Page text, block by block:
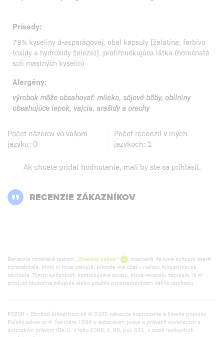
Prísady:
79% kyseliny d-asparágovej, obal kapsuly [želatína; farbivo
(oxidy a hydroxidy železa)], protihrudkujúca látka (horečnaté
soli mastných kyselín)
Alergény:
výrobok môže obsahovať: mlieko, sójové bôby, obilniny
obsahujúce lepok, vajcia, arašidy a orechy
Počet názorov vo vašom
jazyku: 0
Počet recenzií v iných
jazykoch: 1
Ak chcete pridať hodnotenie, mali by ste sa prihlásiť.
RECENZIE ZÁKAZNÍKOV
Recenzia označená textom „Overený nákup“
znamená, že sme schopní overiť
spotrebiteľa, ktorý si tovar zakúpil, pretože má účet v našom Allnutrition.sk
obchode. Týmto spôsobom kontrolujeme osobu, ktorá recenziu napísala, či si
produkt skutočne zakúpila alebo použila prostredníctvom nášho obchodu.
POZOR – Obchod Allnutrition.sk © 2026 zakazuje kopírovanie a šírenie popisov.
Poľský zákon zo 4. februára 1994 o autorskom práve a právach súvisiacich s
autorským právom (Dz. U. z roku 2006, č. 90, pol. 631, v znení neskorších